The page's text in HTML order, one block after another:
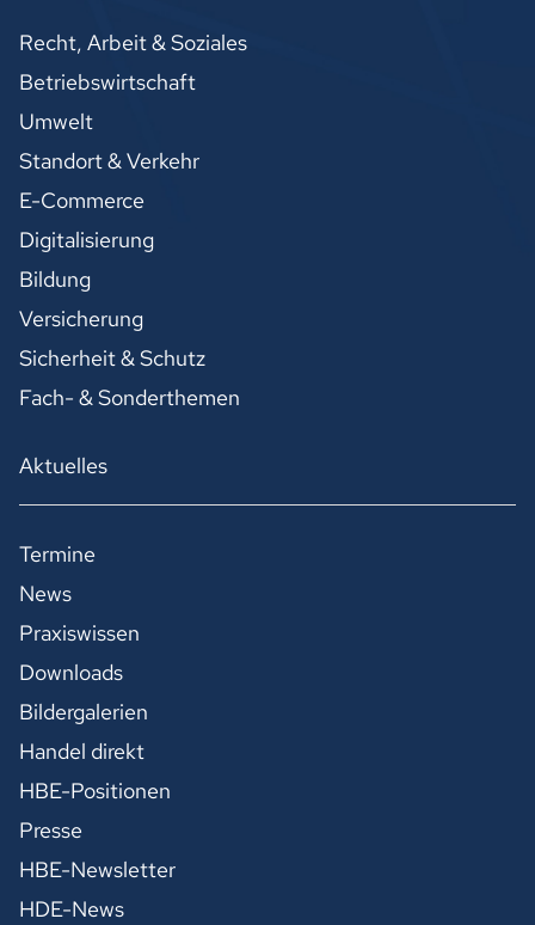
Recht, Arbeit & Soziales
Betriebswirtschaft
Umwelt
Standort & Verkehr
E-Commerce
Digitalisierung
Bildung
Versicherung
Sicherheit & Schutz
Fach- & Sonderthemen
Aktuelles
Termine
News
Praxiswissen
Downloads
Bildergalerien
Handel direkt
HBE-Positionen
Presse
HBE-Newsletter
HDE-News